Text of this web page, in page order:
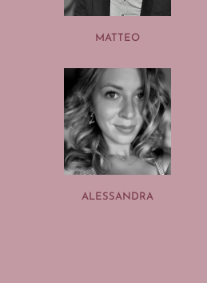
MATTEO
ALESSANDRA